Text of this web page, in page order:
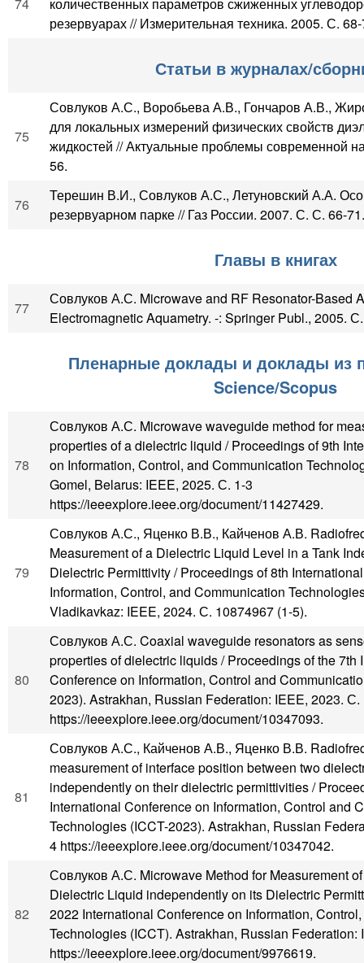
резервуарах // Измерительная техника. 2005. С.
Статьи в журналах/
75
Совлуков А.С., Воробьева А.В., Гончаров А.В.,
для локальных измерений физических свойств
жидкостей // Актуальные проблемы современной
56.
76
Терешин В.И., Совлуков А.С., Летуновский А.А.
резервуарном парке // Газ России. 2007. С. С. 66-71.
Главы в книгах
77
Совлуков А.С. Microwave and RF Resonator-Based
Electromagnetic Aquametry. -: Springer Publ., 2005.
Пленарные доклады и доклады из
Science/Scopus
78
Совлуков А.С. Microwave waveguide method for
properties of a dielectric liquid / Proceedings of 9th
on Information, Control, and Communication
Gomel, Belarus: IEEE, 2025. С. 1-3
https://ieeexplore.ieee.org/document/11427429.
79
Совлуков А.С., Яценко В.В., Кайченов А.В.
Measurement of a Dielectric Liquid Level in a Tank
Dielectric Permittivity / Proceedings of 8th
Information, Control, and Communication
Vladikavkaz: IEEE, 2024. С. 10874967 (1-5).
80
Совлуков А.С. Coaxial waveguide resonators as
properties of dielectric liquids / Proceedings of the 7th
Conference on Information, Control and
2023). Astrakhan, Russian Federation: IEEE, 2023. С.
https://ieeexplore.ieee.org/document/10347093.
81
Совлуков А.С., Кайченов А.В., Яценко В.В.
measurement of interface position between two
independently on their dielectric permittivities /
International Conference on Information, Control and
Technologies (ICCT-2023). Astrakhan, Russian
4 https://ieeexplore.ieee.org/document/10347042.
82
Совлуков А.С. Microwave Method for Measurement
Dielectric Liquid independently on its Dielectric
2022 International Conference on Information,
Technologies (ICCT). Astrakhan, Russian Federation:
https://ieeexplore.ieee.org/document/9976619.